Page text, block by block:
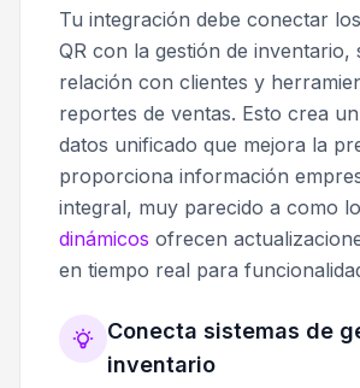
Tu integración debe conectar
QR con la gestión de inventario,
relación con clientes y
reportes de ventas. Esto crea
datos unificado que mejora la
proporciona información
integral, muy parecido a como
dinámicos ofrecen
en tiempo real para
Conecta sistemas de
inventario